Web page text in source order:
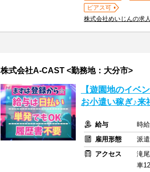
ピアス可
株式会社めいじんの求
株式会社A-CAST <勤務地：大分市>
【遊園地のイベ
お小遣い稼ぎ♪
給与
時
雇用形態
派
アクセス
滝
車